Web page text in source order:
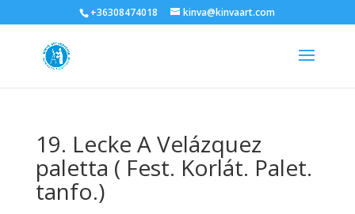
+36308474018 kinva@kinvaart.com
19. Lecke A Velázquez
paletta ( Fest. Korlát. Palet.
tanfo.)